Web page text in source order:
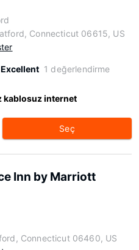
Connecticut 06615, US
Excellent 1 değerlendirme
kablosuz internet
Seç
Inn by Marriott
Connecticut 06460, US